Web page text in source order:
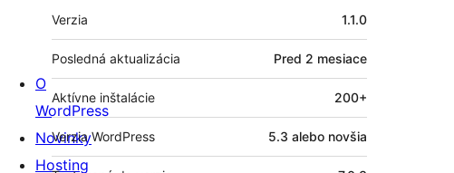
Meta
Verzia 1.1.0
Posledná aktualizácia Pred 2 mesiace
Aktívne inštalácie 200+
Verzia WordPress 5.3 alebo novšia
O
WordPress
Novinky
Hosting